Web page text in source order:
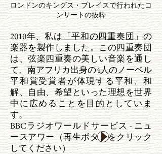
ロンドンのキングス・プレイスで行われたコ
ンサートの抜粋
2010年、私は「平和の四重奏団」の
楽器を製作しました。この四重奏団
は、弦楽四重奏の美しい音楽を通し
て、南アフリカ出身の4人のノーベル
平和賞受賞者が体現する平和、和
解、自由、希望といった理想を世界
中に広めることを目的としていま
す。
BBCラジオワールドサービス - ニュ
ースアワー（再生ボタンをクリック
してください）